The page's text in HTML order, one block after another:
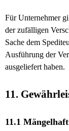
Für Unternehmer
der zufälligen
Sache dem
Ausführung der
ausgeliefert haben.
11.
11.1